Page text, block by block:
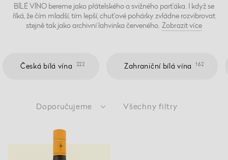
BÍLÉ VÍNO bereme jako přátelského a svižného parťáka. I když se
říká, že čím mladší, tím lepší, chuťové pohárky zvládne rozvibrovat
stejně tak jako archivní lahvinka červeného. Zobrazitvíce
Česká bílá vína 222 Zahraniční bílá vína 162
Doporučujeme Všechny filtry